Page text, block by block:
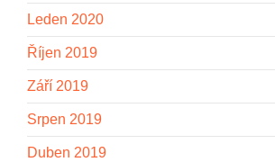
Leden 2020
Říjen 2019
Září 2019
Srpen 2019
Duben 2019